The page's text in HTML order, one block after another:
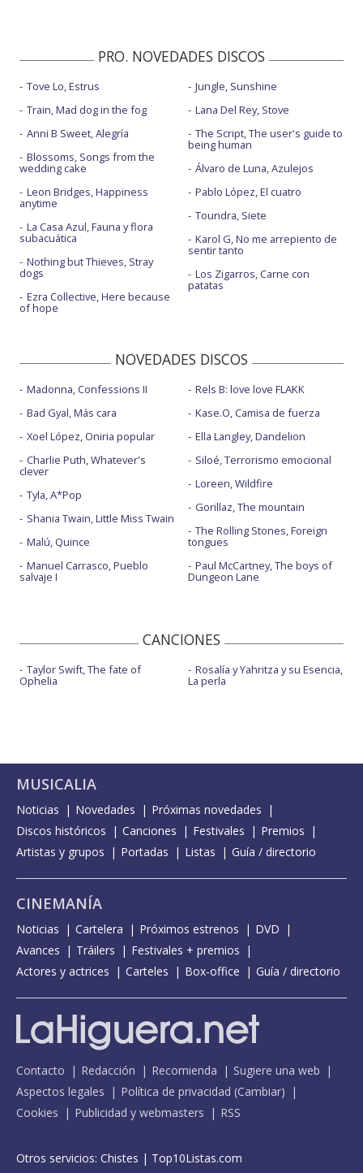
PRO. NOVEDADES DISCOS
Tove Lo, Estrus
Train, Mad dog in the fog
Anni B Sweet, Alegría
Blossoms, Songs from the
wedding cake
Leon Bridges, Happiness
anytime
La Casa Azul, Fauna y flora
subacuática
Nothing but Thieves, Stray
dogs
Ezra Collective, Here because
of hope
Jungle, Sunshine
Lana Del Rey, Stove
The Script, The user's guide to
being human
Álvaro de Luna, Azulejos
Pablo López, El cuatro
Toundra, Siete
Karol G, No me arrepiento de
sentir tanto
Los Zigarros, Carne con
patatas
NOVEDADES DISCOS
Madonna, Confessions II
Bad Gyal, Más cara
Xoel López, Oniria popular
Charlie Puth, Whatever's
clever
Tyla, A*Pop
Shania Twain, Little Miss Twain
Malú, Quince
Manuel Carrasco, Pueblo
salvaje I
Rels B: love love FLAKK
Kase.O, Camisa de fuerza
Ella Langley, Dandelion
Siloé, Terrorismo emocional
Loreen, Wildfire
Gorillaz, The mountain
The Rolling Stones, Foreign
tongues
Paul McCartney, The boys of
Dungeon Lane
CANCIONES
Taylor Swift, The fate of
Ophelia
Rosalía y Yahritza y su Esencia,
La perla
MUSICALIA
Noticias Novedades
Próximas novedades
Discos históricos
Canciones Festivales
Premios
Artistas y grupos
Portadas Listas Guía / directorio
CINEMANÍA
Noticias Cartelera Próximos estrenos
DVD
Avances
Tráilers
Festivales + premios
Actores y actrices
Carteles Box-office Guía / directorio
Contacto Redacción Recomienda
Sugiere una web
Aspectos legales
Política de privacidad (Cambiar)
Cookies
Publicidad y webmasters RSS
Otros servicios: Chistes | Top10Listas.com